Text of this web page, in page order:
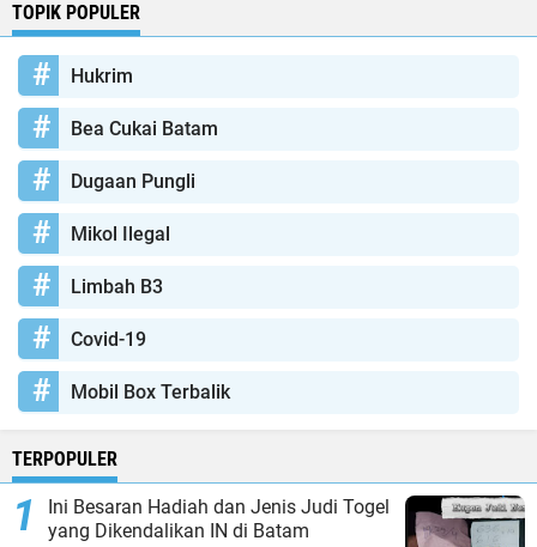
TOPIK POPULER
Hukrim
Bea Cukai Batam
Dugaan Pungli
Mikol Ilegal
Limbah B3
Covid-19
Mobil Box Terbalik
TERPOPULER
Ini Besaran Hadiah dan Jenis Judi Togel
yang Dikendalikan IN di Batam